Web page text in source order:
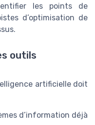
les points de
d’optimisation de
outils
artificielle doit
d’information déjà